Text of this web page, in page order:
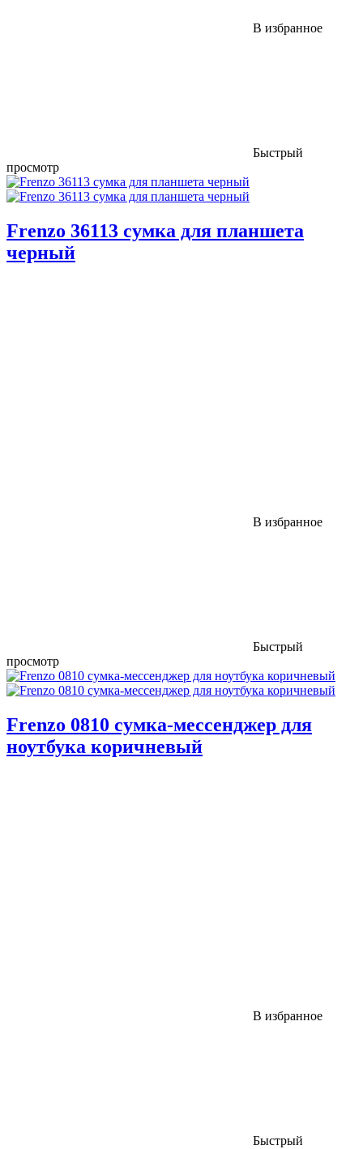
В избранное
Быстрый
просмотр
Frenzo 36113 сумка для планшета
черный
В избранное
Быстрый
просмотр
Frenzo 0810 сумка-мессенджер для
ноутбука коричневый
В избранное
Быстрый